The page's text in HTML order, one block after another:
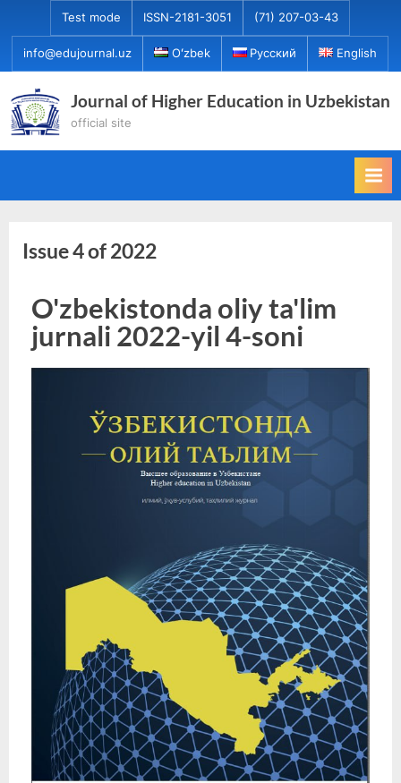
Test mode ISSN-2181-3051 (71) 207-03-43
info@edujournal.uz Oʻzbek Русский English
Journal of Higher Education in Uzbekistan
official site
Issue 4 of 2022
O'zbekistonda oliy ta'lim
jurnali 2022-yil 4-soni